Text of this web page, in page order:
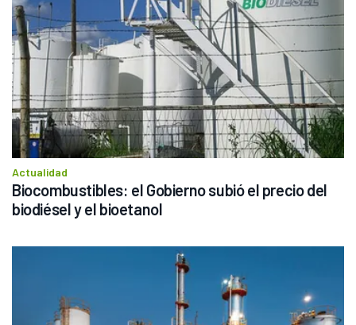
Actualidad
Biocombustibles: el Gobierno subió el precio del
biodiésel y el bioetanol